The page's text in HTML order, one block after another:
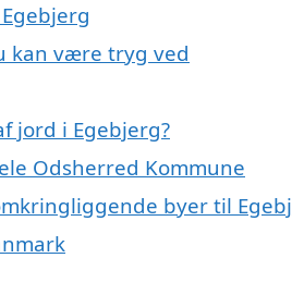
kan være tryg ved
jord i Egebjerg?
Odsherred Kommune
byer til